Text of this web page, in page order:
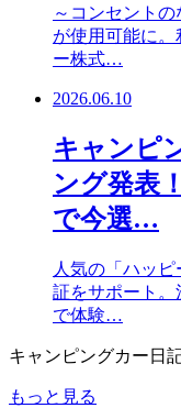
～コンセントの
が使用可能に
ー株式…
2026.06.10
キャンピ
ング発表
で今選…
人気の「ハッ
証をサポート。
で体験…
キャンピングカー日
もっと見る